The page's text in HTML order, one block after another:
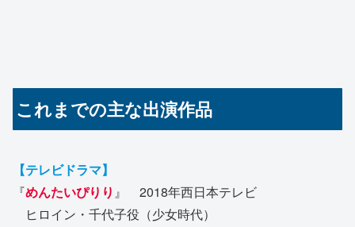
これまでの主な出演作品
【テレビドラマ】
『めんたいぴりり 』 2018年西日本テレビ
ヒロイン・千代子役（少女時代）